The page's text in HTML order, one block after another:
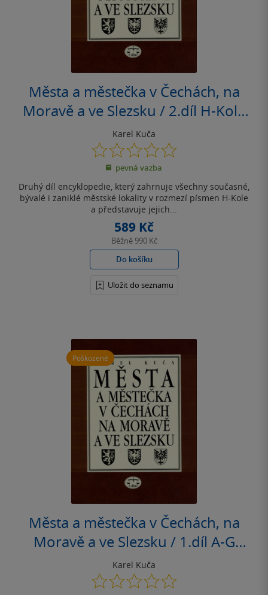
Města a městečka v Čechách, na
Moravě a ve Slezsku / 2.díl H-Kole
(poškozená)
Karel Kuča
0.0
z
5
pevná vazba
Druhý díl encyklopedie, který zahrnuje všechny současné,
bývalé i zaniklé městské lokality v rozmezí písmen H-Kole
a představuje jejich...
589 Kč
Běžně 990 Kč
Do košíku
Uložit do seznamu
Poškozené
Města a městečka v Čechách, na
Moravě a ve Slezsku / 1.díl A-G
(poškozená)
Karel Kuča
0.0
z